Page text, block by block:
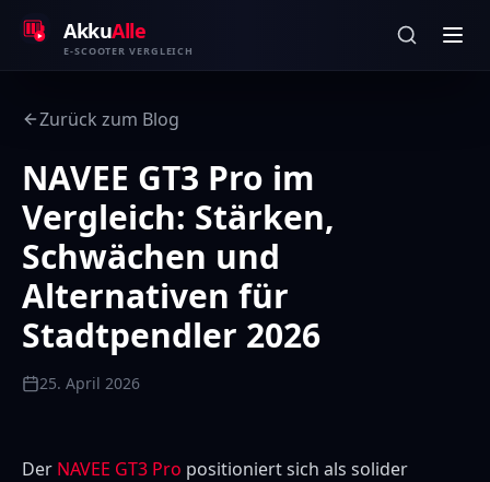
AkkuAlle
E-SCOOTER VERGLEICH
Zurück zum Blog
NAVEE GT3 Pro im
Vergleich: Stärken,
Schwächen und
Alternativen für
Stadtpendler 2026
25. April 2026
Der NAVEE GT3 Pro positioniert sich als solider